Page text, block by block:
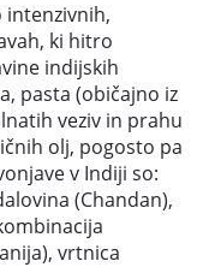
intenzivnih,
ki hitro
indijskih
pasta (običajno iz
veziv in prahu
olj, pogosto pa
v Indiji so:
(Chandan),
vrtnica